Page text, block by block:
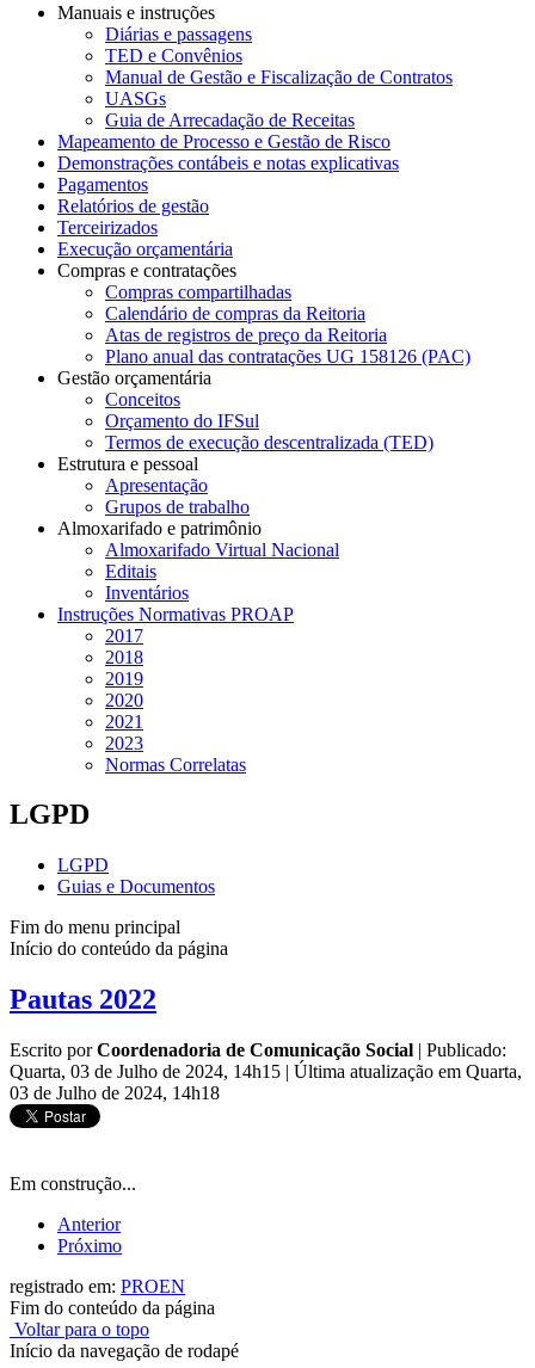
Manuais e instruções
Diárias e passagens
TED e Convênios
Manual de Gestão e Fiscalização de Contratos
UASGs
Guia de Arrecadação de Receitas
Mapeamento de Processo e Gestão de Risco
Demonstrações contábeis e notas explicativas
Pagamentos
Relatórios de gestão
Terceirizados
Execução orçamentária
Compras e contratações
Compras compartilhadas
Calendário de compras da Reitoria
Atas de registros de preço da Reitoria
Plano anual das contratações UG 158126 (PAC)
Gestão orçamentária
Conceitos
Orçamento do IFSul
Termos de execução descentralizada (TED)
Estrutura e pessoal
Apresentação
Grupos de trabalho
Almoxarifado e patrimônio
Almoxarifado Virtual Nacional
Editais
Inventários
Instruções Normativas PROAP
2017
2018
2019
2020
2021
2023
Normas Correlatas
LGPD
LGPD
Guias e Documentos
Fim do menu principal
Início do conteúdo da página
Pautas 2022
Escrito porCoordenadoria de Comunicação Social | Publicado:
Quarta, 03 de Julho de 2024, 14h15 | Última atualização em Quarta,
03 de Julho de 2024, 14h18
Em construção...
Anterior
Próximo
registrado em: PROEN
Fim do conteúdo da página
Voltar para o topo
Início da navegação de rodapé